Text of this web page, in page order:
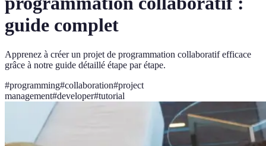
guide complet
Apprenez à créer un projet de programmation collaboratif efficace
grâce à notre guide détaillé étape par étape.
#programming#collaboration#project
management#developer#tutorial